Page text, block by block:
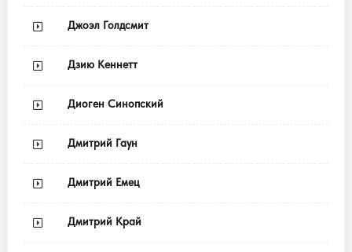
Джоэл Голдсмит
Дзию Кеннетт
Диоген Синопский
Дмитрий Гаун
Дмитрий Емец
Дмитрий Край